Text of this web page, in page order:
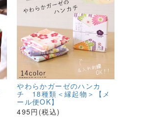
やわらかガーゼのハンカ
チ 18種類＜縁起物＞【メ
ール便OK】
495円(税込)